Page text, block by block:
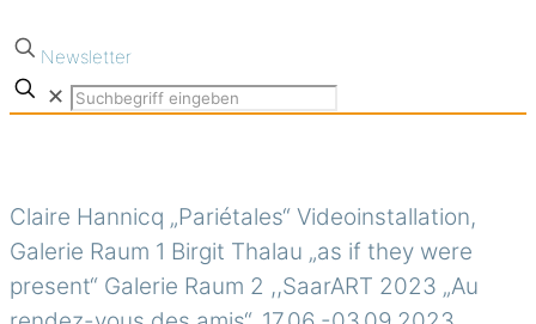
Newsletter
✕
Claire Hannicq „Pariétales“ Videoinstallation,
Galerie Raum 1 Birgit Thalau „as if they were
present“ Galerie Raum 2 ,,SaarART 2023 „Au